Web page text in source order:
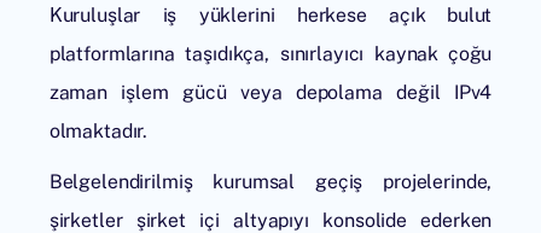
Kuruluşlar iş yüklerini herkese açık bulut
platformlarına taşıdıkça, sınırlayıcı kaynak çoğu
zaman işlem gücü veya depolama değil IPv4
olmaktadır.
Belgelendirilmiş kurumsal geçiş projelerinde,
şirketler şirket içi altyapıyı konsolide ederken